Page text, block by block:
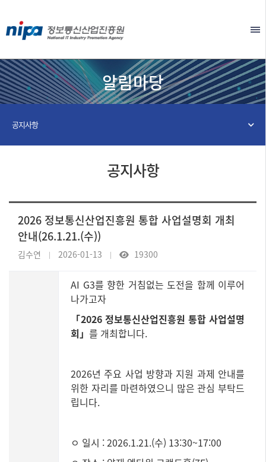
알림마당
공지사항
공지사항
2026 정보통신산업진흥원 통합 사업설명회 개최
안내(26.1.21.(수))
김수연 2026-01-13 19300
AI G3를 향한 거침없는 도전을 함께 이루어
나가고자
「2026 정보통신산업진흥원 통합 사업설명
회」 를 개최합니다.
2026년 주요 사업 방향과 지원 과제 안내를
위한 자리를 마련하였으니 많은 관심 부탁드
립니다.
ㅇ 일시 : 2026.1.21.(수) 13:30~17:00